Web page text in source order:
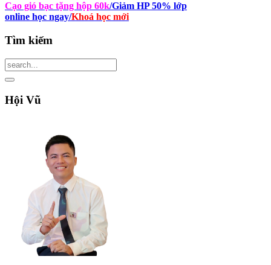
Cạo gió bạc tặng hộp 60k/Giảm HP 50% lớp
online học ngay/Khoá học mới
Tìm kiếm
Hội Vũ